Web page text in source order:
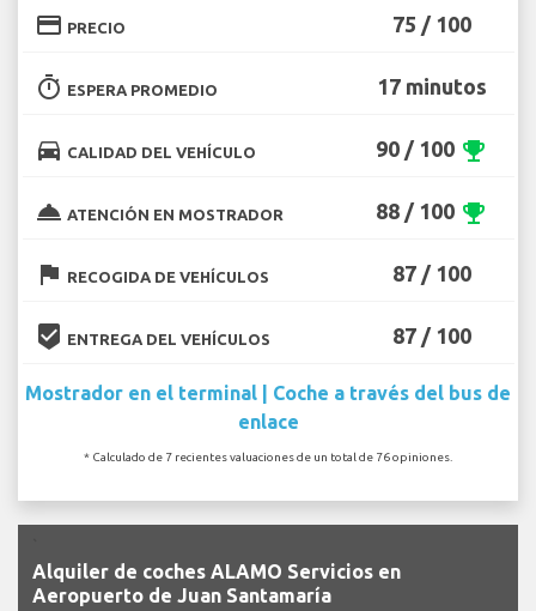
credit_card PRECIO 75 / 100
timer ESPERA PROMEDIO 17 minutos
directions_car CALIDAD DEL VEHÍCULO 90 / 100 emoji_events
room_service ATENCIÓN EN MOSTRADOR 88 / 100 emoji_events
flag RECOGIDA DE VEHÍCULOS 87 / 100
beenhere ENTREGA DEL VEHÍCULOS 87 / 100
Mostrador en el terminal | Coche a través del bus de
enlace
* Calculado de 7 recientes valuaciones de un total de 76 opiniones.
Alquiler de coches ALAMO Servicios en
Aeropuerto de Juan Santamaría